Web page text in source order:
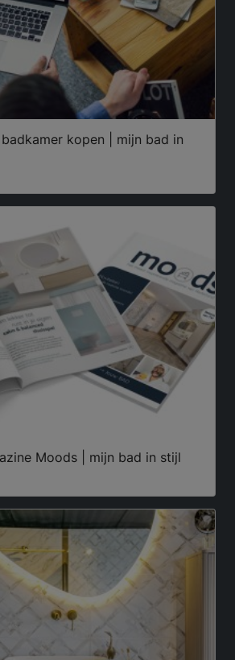
kopen | mijn bad in
Moods | mijn bad in stijl